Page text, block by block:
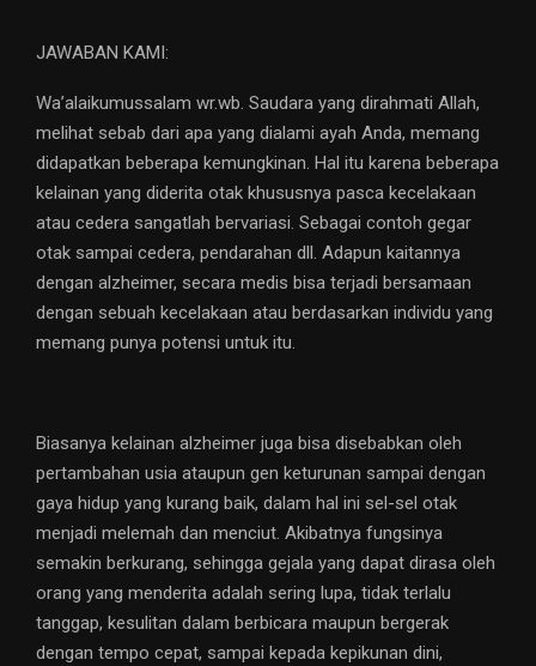
JAWABAN KAMI:
Wa’alaikumussalam wr.wb. Saudara yang dirahmati Allah,
melihat sebab dari apa yang dialami ayah Anda, memang
didapatkan beberapa kemungkinan. Hal itu karena beberapa
kelainan yang diderita otak khususnya pasca kecelakaan
atau cedera sangatlah bervariasi. Sebagai contoh gegar
otak sampai cedera, pendarahan dll. Adapun kaitannya
dengan alzheimer, secara medis bisa terjadi bersamaan
dengan sebuah kecelakaan atau berdasarkan individu yang
memang punya potensi untuk itu.
Biasanya kelainan alzheimer juga bisa disebabkan oleh
pertambahan usia ataupun gen keturunan sampai dengan
gaya hidup yang kurang baik, dalam hal ini sel-sel otak
menjadi melemah dan menciut. Akibatnya fungsinya
semakin berkurang, sehingga gejala yang dapat dirasa oleh
orang yang menderita adalah sering lupa, tidak terlalu
tanggap, kesulitan dalam berbicara maupun bergerak
dengan tempo cepat, sampai kepada kepikunan dini,